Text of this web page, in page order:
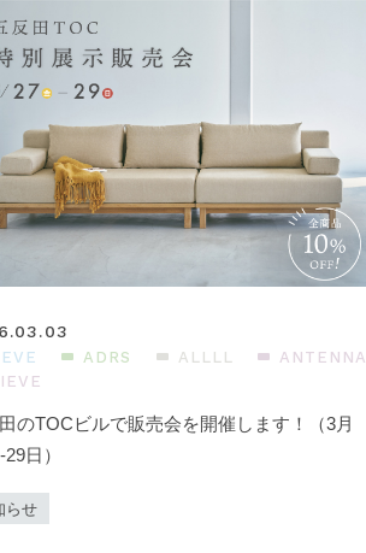
ADRS ALLLL
ANTENNA
のTOCビルで販売会を開催します！（3月
日）
らせ